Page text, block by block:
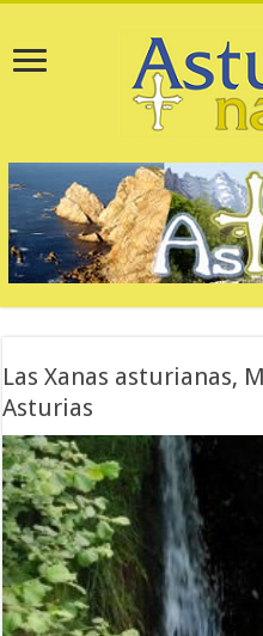
Las Xanas asturianas,
Asturias